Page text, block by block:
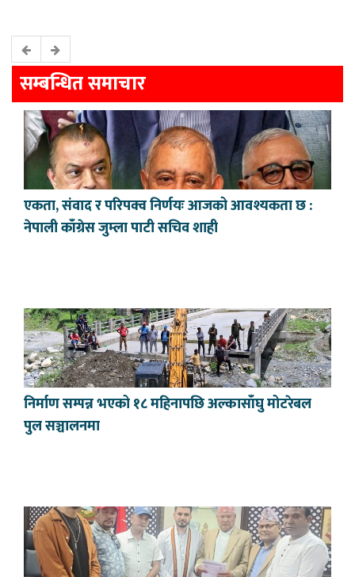
सम्बन्धित समाचार
एकता, संवाद र परिपक्व निर्णयः आजको आवश्यकता छ :
नेपाली काँग्रेस जुम्ला पाटी सचिव शाही
निर्माण सम्पन्न भएको १८ महिनापछि अल्कासाँघु मोटरेबल
पुल सञ्चालनमा